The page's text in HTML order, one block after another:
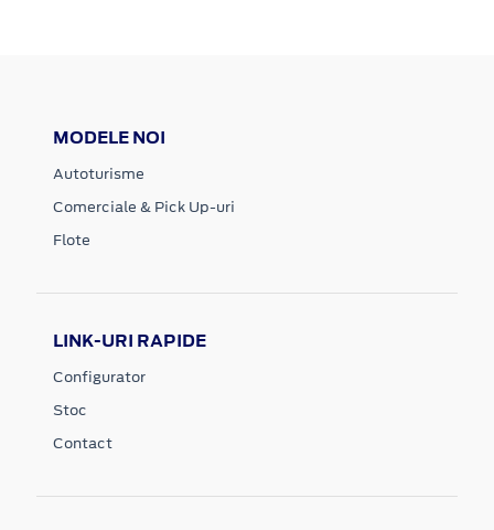
MODELE NOI
Autoturisme
Comerciale & Pick Up-uri
Flote
LINK-URI RAPIDE
Configurator
Stoc
Contact